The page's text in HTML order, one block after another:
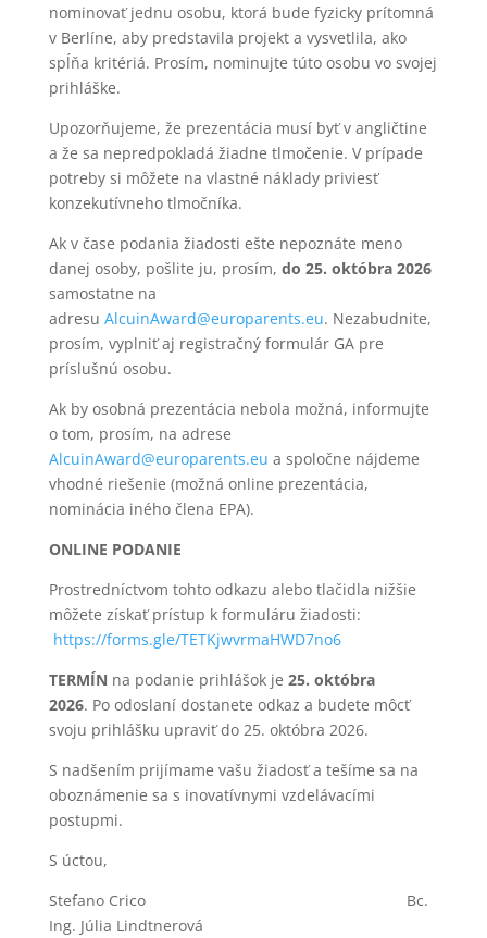
nominovať jednu osobu, ktorá bude fyzicky prítomná
v Berlíne, aby predstavila projekt a vysvetlila, ako
spĺňa kritériá. Prosím, nominujte túto osobu vo svojej
prihláške.
Upozorňujeme, že prezentácia musí byť v angličtine
a že sa nepredpokladá žiadne tlmočenie. V prípade
potreby si môžete na vlastné náklady priviesť
konzekutívneho tlmočníka.
Ak v čase podania žiadosti ešte nepoznáte meno
danej osoby, pošlite ju, prosím, do 25. októbra 2026
samostatne na
adresu AlcuinAward@europarents.eu. Nezabudnite,
prosím, vyplniť aj registračný formulár GA pre
príslušnú osobu.
Ak by osobná prezentácia nebola možná, informujte
o tom, prosím, na adrese
AlcuinAward@europarents.eu a spoločne nájdeme
vhodné riešenie (možná online prezentácia,
nominácia iného člena EPA).
ONLINE PODANIE
Prostredníctvom tohto odkazu alebo tlačidla nižšie
môžete získať prístup k formuláru žiadosti:
https://forms.gle/TETKjwvrmaHWD7no6
TERMÍN na podanie prihlášok je 25. októbra
2026. Po odoslaní dostanete odkaz a budete môcť
svoju prihlášku upraviť do 25. októbra 2026.
S nadšením prijímame vašu žiadosť a tešíme sa na
oboznámenie sa s inovatívnymi vzdelávacími
postupmi.
S úctou,
Stefano Crico Bc.
Ing. Júlia Lindtnerová